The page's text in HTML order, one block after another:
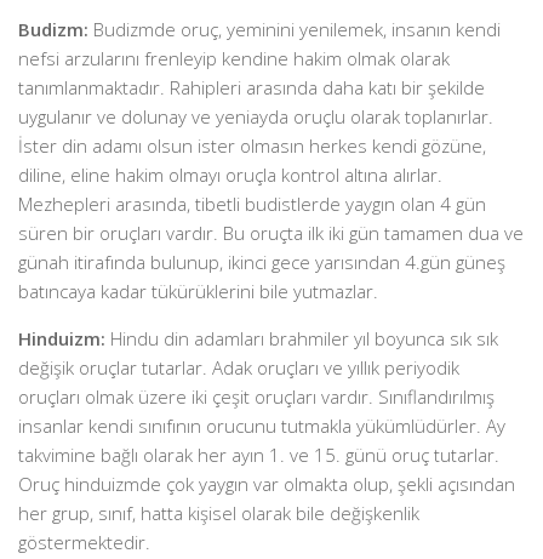
Budizm: Budizmde oruç, yeminini yenilemek, insanın kendi
nefsi arzularını frenleyip kendine hakim olmak olarak
tanımlanmaktadır. Rahipleri arasında daha katı bir şekilde
uygulanır ve dolunay ve yeniayda oruçlu olarak toplanırlar.
İster din adamı olsun ister olmasın herkes kendi gözüne,
diline, eline hakim olmayı oruçla kontrol altına alırlar.
Mezhepleri arasında, tibetli budistlerde yaygın olan 4 gün
süren bir oruçları vardır. Bu oruçta ilk iki gün tamamen dua ve
günah itirafında bulunup, ikinci gece yarısından 4.gün güneş
batıncaya kadar tükürüklerini bile yutmazlar.
Hinduizm: Hindu din adamları brahmiler yıl boyunca sık sık
değişik oruçlar tutarlar. Adak oruçları ve yıllık periyodik
oruçları olmak üzere iki çeşit oruçları vardır. Sınıflandırılmış
insanlar kendi sınıfının orucunu tutmakla yükümlüdürler. Ay
takvimine bağlı olarak her ayın 1. ve 15. günü oruç tutarlar.
Oruç hinduizmde çok yaygın var olmakta olup, şekli açısından
her grup, sınıf, hatta kişisel olarak bile değişkenlik
göstermektedir.